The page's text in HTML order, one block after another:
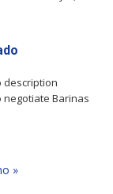
description
negotiate Barinas
»